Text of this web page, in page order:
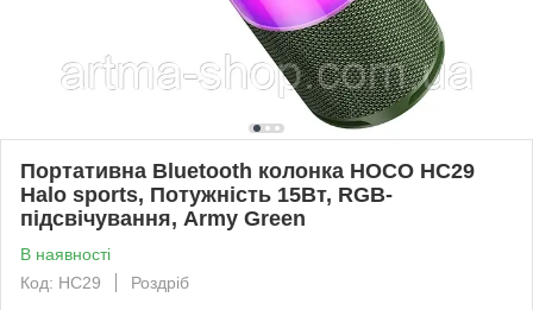
Портативна Bluetooth колонка HOCO HC29
Halo sports, Потужність 15Вт, RGB-
підсвічування, Army Green
В наявності
Код: HC29
Роздріб